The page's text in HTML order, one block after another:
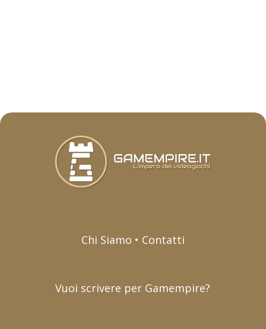
Chi Siamo • Contatti
Vuoi scrivere per Gamempire?